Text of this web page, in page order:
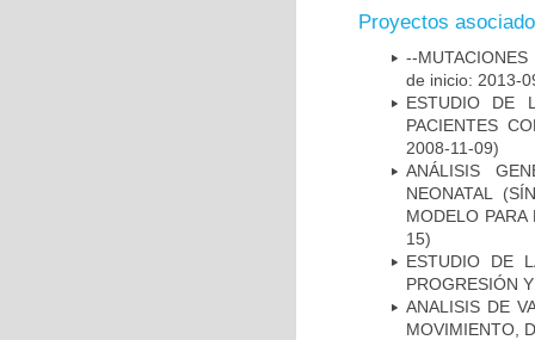
Proyectos
--
de inicio: 2013-
ESTUDIO DE
PACIENTES
2008-11-09)
ANÁLISIS
NEONATAL
MODELO
15)
ESTUDIO DE
PROGRESIÓN
ANALISIS DE
MOVIMIENTO,